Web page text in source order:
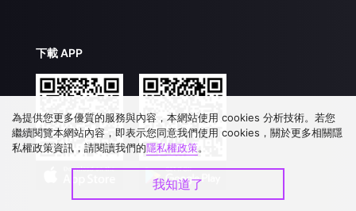
下載 APP
為提供您更多優質的服務與內容，本網站使用 cookies 分析技術。若您
繼續閱覽本網站內容，即表示您同意我們使用 cookies，關於更多相關隱
私權政策資訊，請閱讀我們的隱私權政策。
我知道了